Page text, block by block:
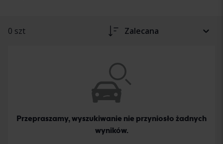
0 szt Zalecana
Przepraszamy, wyszukiwanie nie przyniosło żadnych
wyników.